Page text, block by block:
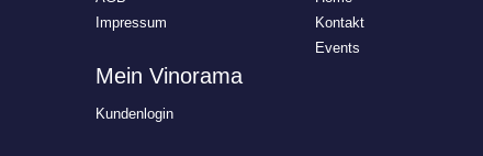
Impressum
Mein Vinorama
Kundenlogin
Kontakt
Events